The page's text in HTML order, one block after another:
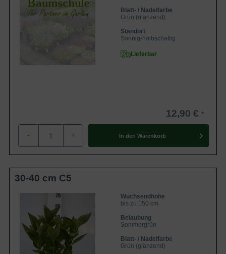
Frucht
Unscheinbar
Weiß bis zartrosa, tellerartig, in bis zu 15
cm breiten Schirmrispen
Juli bis September
Rinde
Eigenschaften
Die Hydrangea macrophylla 'Libelle'
(Teller-Hortensie 'Libelle') erweist sich als
besonders frosthart und sollte während
der Blühphase mit ausreichend Wasser
versorgt werden. Schöne weißrosa
blühende Hortensie!
Blatt- / Nadelfarbe
Grün (glänzend)
Standort
Sonnig-halbschattig
Lieferbar
12,90 €
- + In den Warenkorb
30-40 cm C5
Wuchsendhöhe
bis zu 150 cm
Belaubung
Sommergrün
Blatt- / Nadelfarbe
Grün (glänzend)